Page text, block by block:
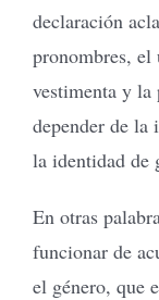
declaración
pronombres, el
vestimenta y la
depender de la
la identidad de
En otras
funcionar de
el género, que